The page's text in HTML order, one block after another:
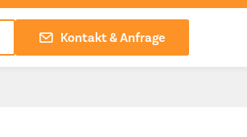
Kontakt & Anfrage